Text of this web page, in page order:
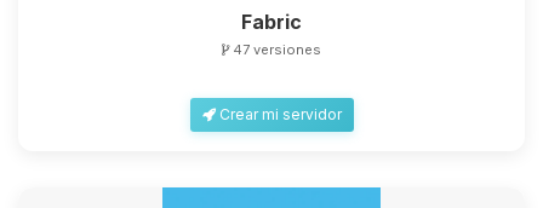
Fabric
47 versiones
Crear mi servidor